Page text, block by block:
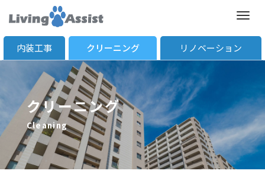
M
e
内装工事 クリーニング リノベーション
クリーニング
Cleaning